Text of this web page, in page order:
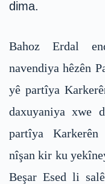
dima.
Bahoz Erdal
navendiya hêzên
yê partîya
daxuyaniya xwe
partîya Karkerên
nîşan kir ku
Beşar Esed li